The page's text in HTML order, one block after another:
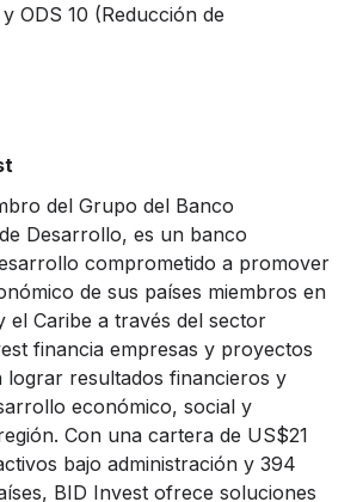
ODS 10 (Reducción de
del Grupo del Banco
Desarrollo, es un banco
comprometido a promover
de sus países miembros en
el Caribe a través del sector
financia empresas y proyectos
lograr resultados financieros y
económico, social y
Con una cartera de US$21
bajo administración y 394
BID Invest ofrece soluciones